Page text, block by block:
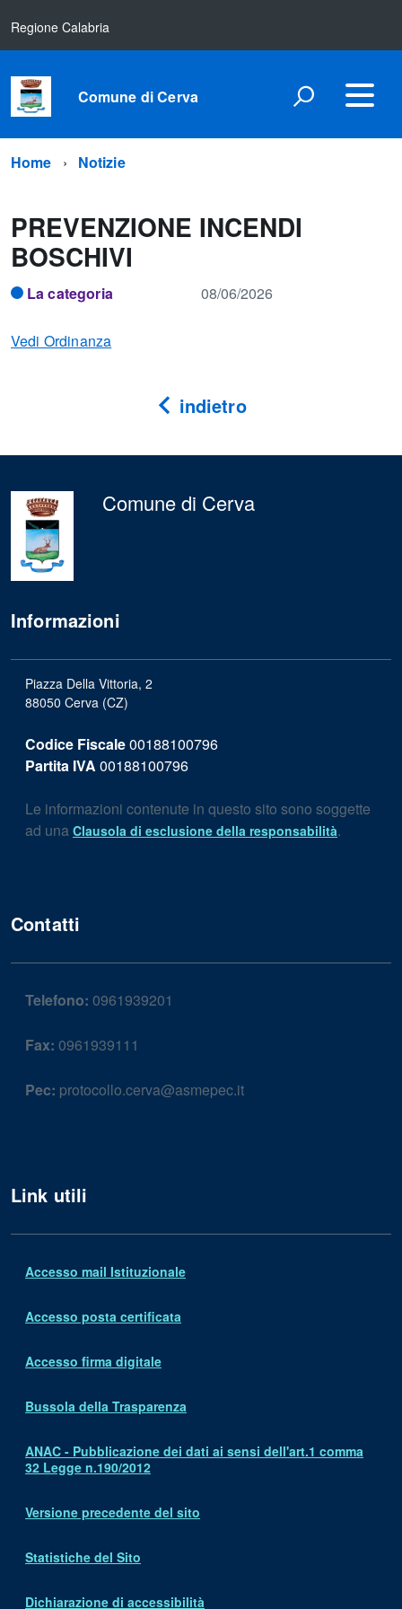
Regione Calabria
Comune di Cerva
Home Notizie
PREVENZIONE INCENDI
BOSCHIVI
La categoria 08/06/2026
Vedi Ordinanza
indietro
Comune di Cerva
Informazioni
Piazza Della Vittoria, 2
88050 Cerva (CZ)
Codice Fiscale00188100796
Partita IVA 00188100796
Le informazioni contenute in questo sito sono soggette
ad una Clausola di esclusione della responsabilità.
Contatti
Telefono: 0961939201
Fax: 0961939111
Pec: protocollo.cerva@asmepec.it
Link utili
Accesso mail Istituzionale
Accesso posta certificata
Accesso firma digitale
Bussola della Trasparenza
ANAC - Pubblicazione dei dati ai sensi dell'art.1 comma
32 Legge n.190/2012
Versione precedente del sito
Statistiche del Sito
Dichiarazione di accessibilità